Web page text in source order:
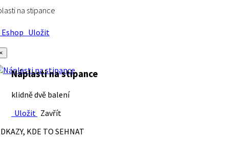
na stipance
Uložit
Náplasti na stipance
klidně dvě balení
Uložit Zavřít
KDE TO SEHNAT